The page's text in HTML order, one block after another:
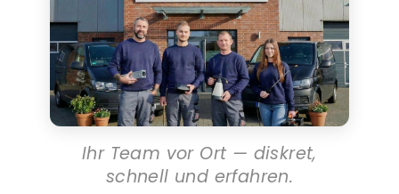
Ihr Team vor Ort — diskret,
schnell und erfahren.